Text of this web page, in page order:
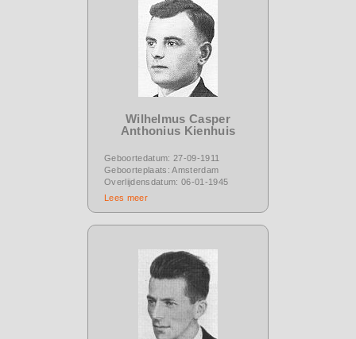
Wilhelmus Casper
Anthonius Kienhuis
Geboortedatum: 27-09-1911
Geboorteplaats: Amsterdam
Overlijdensdatum: 06-01-1945
Lees meer